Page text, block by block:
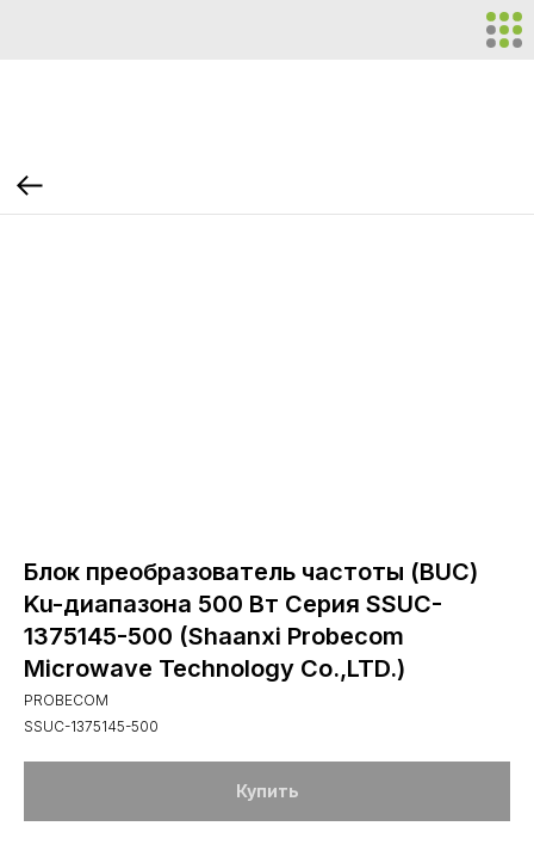
Блок преобразователь частоты (BUC)
Ku-диапазона 500 Вт Серия SSUC-
1375145-500 (Shaanxi Probecom
Microwave Technology Co.,LTD.)
PROBECOM
SSUC-1375145-500
Купить